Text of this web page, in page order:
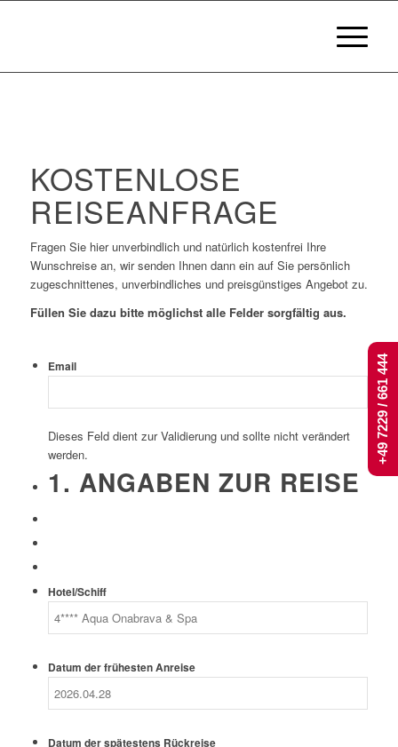
KOSTENLOSE
REISEANFRAGE
Fragen Sie hier unverbindlich und natürlich kostenfrei Ihre
Wunschreise an, wir senden Ihnen dann ein auf Sie persönlich
zugeschnittenes, unverbindliches und preisgünstiges Angebot zu.
Füllen Sie dazu bitte möglichst alle Felder sorgfältig aus.
Email
Dieses Feld dient zur Validierung und sollte nicht verändert
werden.
1. ANGABEN ZUR REISE
Hotel/Schiff
Datum der frühesten Anreise
Datum der spätestens Rückreise
+49 7229 / 661 444